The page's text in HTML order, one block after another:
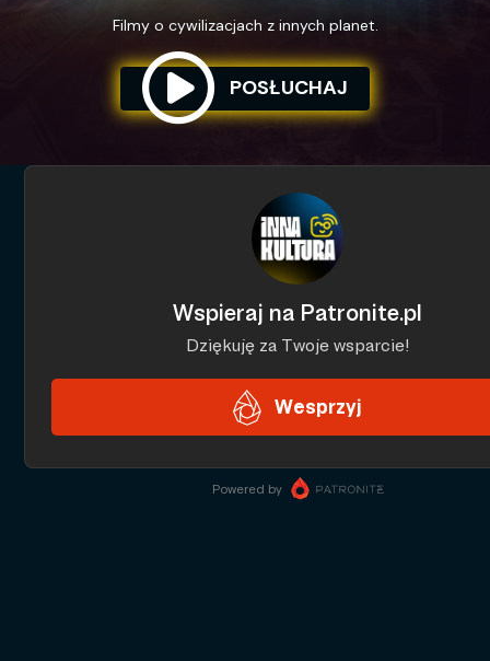
Filmy o cywilizacjach z innych planet.
POSŁUCHAJ